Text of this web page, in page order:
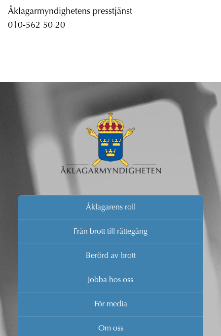
Åklagarmyndighetens presstjänst
010-562 50 20
Åklagarens roll
Från brott till rättegång
Berörd av brott
Jobba hos oss
För media
Om oss